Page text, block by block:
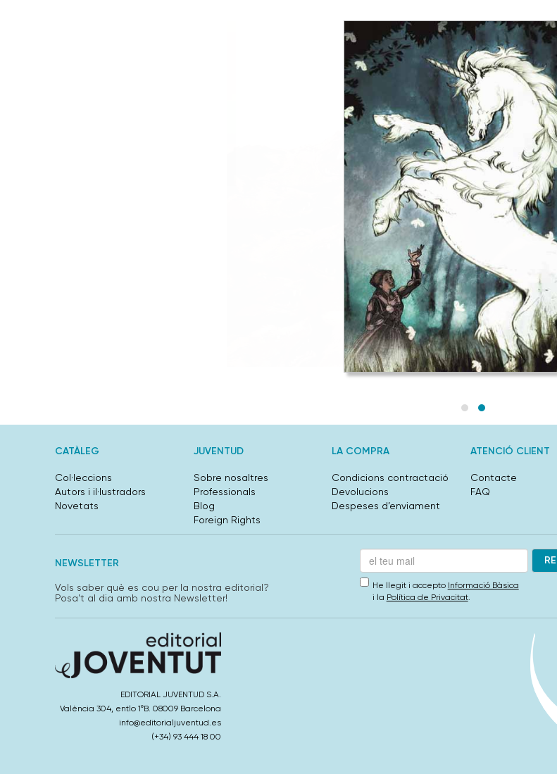
CATÀLEG
Col·leccions
Autors i il·lustradors
Novetats
JUVENTUD
Sobre nosaltres
Professionals
Blog
Foreign Rights
LA COMPRA
Condicions contractació
Devolucions
Despeses d’enviament
ATENCIÓ CLIENT
Contacte
FAQ
NEWSLETTER
Vols saber què es cou per la nostra editorial?
Posa't al dia amb nostra Newsletter!
He llegit i accepto Informació Bàsica
i la Política de Privacitat.
EDITORIAL JUVENTUD S.A.
València 304, entlo 1ºB. 08009 Barcelona
info@editorialjuventud.es
(+34) 93 444 18 00